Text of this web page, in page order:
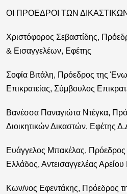
ΟΙ ΠΡΟΕΔΡΟΙ ΤΩΝ
Χριστόφορος Σεβαστίδης,
& Εισαγγελέων, Εφέτης
Σοφία Βιτάλη, Πρόεδρος της
Επικρατείας, Σύμβουλος
Βανέσσα Παναγιώτα Ντέγκα,
Διοικητικών Δικαστών, Εφέτης
Ευάγγελος Μπακέλας,
Ελλάδος, Αντεισαγγελέας
Κων/νος Εφεντάκης, Πρόεδρος